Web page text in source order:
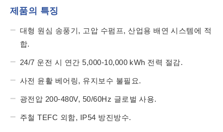
제품의 특징
대형 원심 송풍기, 고압 수펌프, 산업용 배연 시스템에 적
합.
24/7 운전 시 연간 5,000-10,000 kWh 전력 절감.
사전 윤활 베어링, 유지보수 불필요.
광전압 200-480V, 50/60Hz 글로벌 사용.
주철 TEFC 외함, IP54 방진방수.